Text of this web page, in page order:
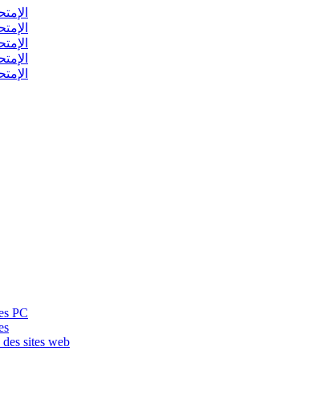
PC
sites web